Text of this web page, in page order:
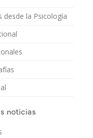
desde la Psicología
noticias